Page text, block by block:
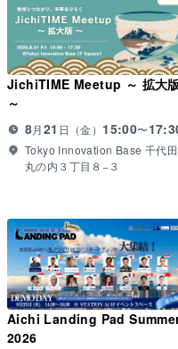
JichiTIME Meetup ～ 拡大
～
8月21 日（金） 15:00〜
Tokyo Innovation Base 千代
丸の内３丁目８−３
Aichi Landing Pad
2026